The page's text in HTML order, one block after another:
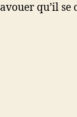
avouer qu’il